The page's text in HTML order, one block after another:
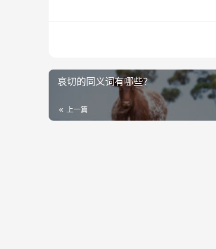
哀切的同义词有哪些？
上一篇